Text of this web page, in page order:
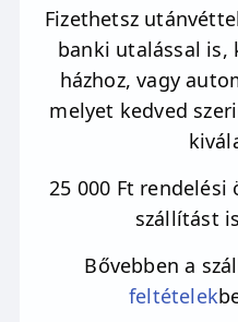
Fizethetsz
banki utalással is,
házhoz, vagy
melyet kedved
25 000 Ft rendelési
szállítást
Bővebben a
feltételek